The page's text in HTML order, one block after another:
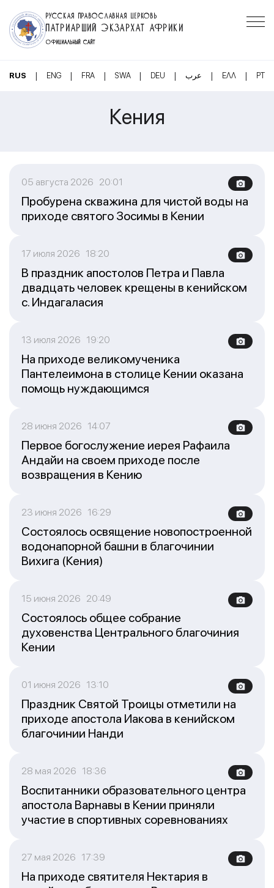
РУССКАЯ ПРАВОСЛАВНАЯ ЦЕРКОВЬ
ПАТРИАРШИЙ ЭКЗАРХАТ АФРИКИ
ОФИЦИАЛЬНЫЙ САЙТ
RUS | ENG | FRA | SWA | DEU | عرب | ΕΛΛ | PT
Кения
05 августа 2026 20:01
Пробурена скважина для чистой воды на
приходе святого Зосимы в Кении
17 июля 2026 18:20
В праздник апостолов Петра и Павла
двадцать человек крещены в кенийском
с. Индагаласия
13 июля 2026 19:20
На приходе великомученика
Пантелеимона в столице Кении оказана
помощь нуждающимся
28 июня 2026 14:07
Первое богослужение иерея Рафаила
Андайи на своем приходе после
возвращения в Кению
23 июня 2026 16:29
Состоялось освящение новопостроенной
водонапорной башни в благочинии
Вихига (Кения)
15 июня 2026 20:49
Состоялось общее собрание
духовенства Центрального благочиния
Кении
01 июня 2026 13:10
Праздник Святой Троицы отметили на
приходе апостола Иакова в кенийском
благочинии Нанди
28 мая 2026 18:36
Воспитанники образовательного центра
апостола Варнавы в Кении приняли
участие в спортивных соревнованиях
27 мая 2026 17:39
На приходе святителя Нектария в